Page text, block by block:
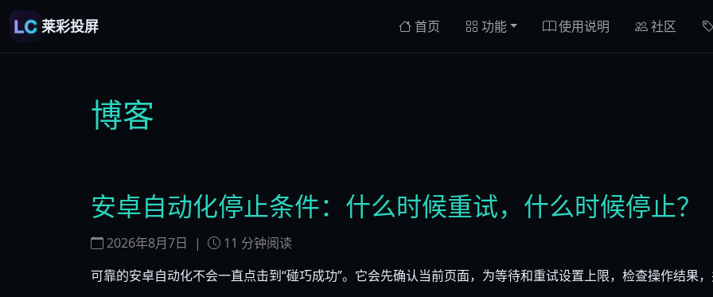
莱彩投屏 首页 功能 使用说明 社区
博客
安卓自动化停止条件：什么时候重试，什么时候停止？
2026年8月7日 | 11 分钟阅读
可靠的安卓自动化不会一直点击到“碰巧成功”。它会先确认当前页面，为等待和重试设置上限，检查操作结果